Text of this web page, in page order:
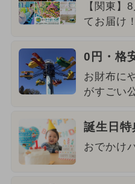
【関東】
てお届け！
0円・格
お財布に
がすごい
誕生日
おでかけ